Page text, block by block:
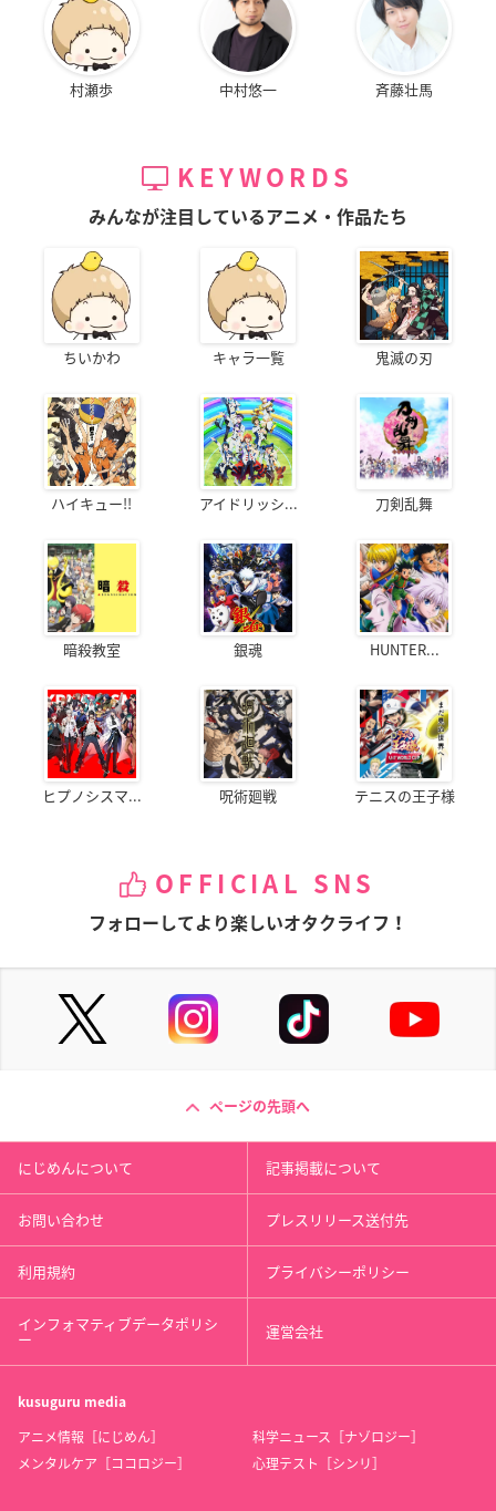
村瀬歩 中村悠一 斉藤壮馬
KEYWORDS
みんなが注目しているアニメ・作品たち
ちいかわ キャラ一覧 鬼滅の刃
ハイキュー!! アイドリッシ... 刀剣乱舞
暗殺教室 銀魂 HUNTER...
ヒプノシスマ... 呪術廻戦 テニスの王子様
OFFICIAL SNS
フォローしてより楽しいオタクライフ！
ページの先頭へ
にじめんについて 記事掲載について
お問い合わせ プレスリリース送付先
利用規約 プライバシーポリシー
インフォマティブデータポリシ
ー 運営会社
kusuguru media
アニメ情報［にじめん］
科学ニュース［ナゾロジー］
メンタルケア［ココロジー］
心理テスト［シンリ］